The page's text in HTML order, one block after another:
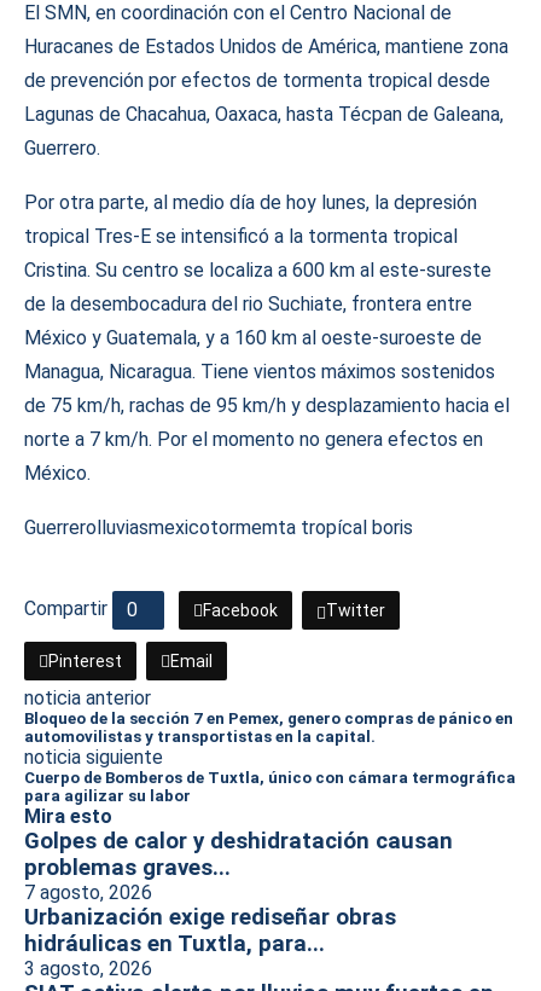
El SMN, en coordinación con el Centro Nacional de
Huracanes de Estados Unidos de América, mantiene zona
de prevención por efectos de tormenta tropical desde
Lagunas de Chacahua, Oaxaca, hasta Técpan de Galeana,
Guerrero.
Por otra parte, al medio día de hoy lunes, la depresión
tropical Tres-E se intensificó a la tormenta tropical
Cristina. Su centro se localiza a 600 km al este-sureste
de la desembocadura del rio Suchiate, frontera entre
México y Guatemala, y a 160 km al oeste-suroeste de
Managua, Nicaragua. Tiene vientos máximos sostenidos
de 75 km/h, rachas de 95 km/h y desplazamiento hacia el
norte a 7 km/h. Por el momento no genera efectos en
México.
Guerrerolluviasmexicotormemta tropícal boris
Compartir 0 Facebook Twitter
Pinterest Email
noticia anterior
Bloqueo de la sección 7 en Pemex, genero compras de pánico en
automovilistas y transportistas en la capital.
noticia siguiente
Cuerpo de Bomberos de Tuxtla, único con cámara termográfica
para agilizar su labor
Mira esto
Golpes de calor y deshidratación causan
problemas graves...
7 agosto, 2026
Urbanización exige rediseñar obras
hidráulicas en Tuxtla, para...
3 agosto, 2026